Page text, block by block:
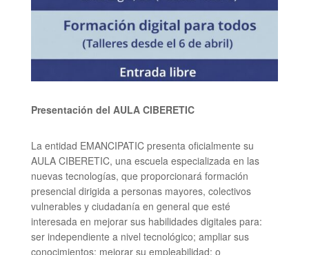
Presentación del AULA CIBERETIC
La entidad EMANCIPATIC presenta oficialmente su
AULA CIBERETIC, una escuela especializada en las
nuevas tecnologías, que proporcionará formación
presencial dirigida a personas mayores, colectivos
vulnerables y ciudadanía en general que esté
interesada en mejorar sus habilidades digitales para:
ser independiente a nivel tecnológico; ampliar sus
conocimientos; mejorar su empleabilidad; o